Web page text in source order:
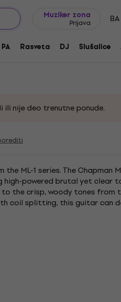
Muziker zona
Prijava BA
PA Rasveta DJ Slušalice
Handed Natural
ili nije deo trenutne ponude.
ML-1 series. The Chapman
high-powered brutal yet clear
to the crisp, woody tones from
coil splitting, this guitar can